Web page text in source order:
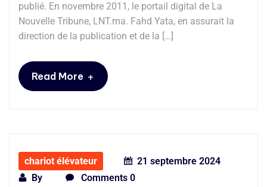
publié. En novembre 2011, le portail digital de La
Nouvelle Tribune, LNT.ma. Fahd Yata, en assurait la
direction de la publication et de la […]
Read More +
chariot élévateur
21 septembre 2024
By
Comments 0